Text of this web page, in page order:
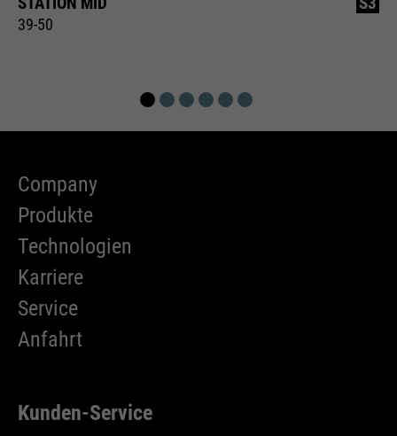
39-50
Company
Produkte
Technologien
Karriere
Service
Anfahrt
Kunden-Service